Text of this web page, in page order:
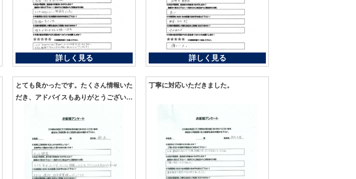
詳しく見る 詳しく見る
とても良かったです。たくさん情報いた
だき、アドバイスもありがとうございま
丁寧に対応いただきました。